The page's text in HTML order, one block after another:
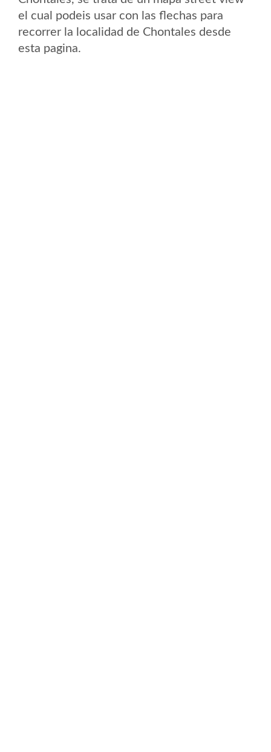
el cual podeis usar con las flechas para
recorrer la localidad de Chontales desde
esta pagina.